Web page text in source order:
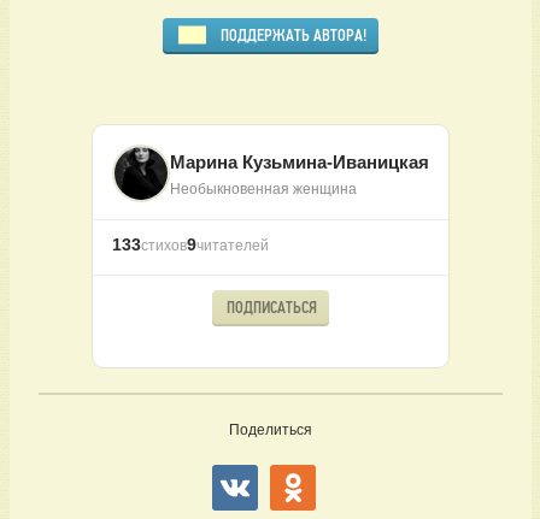
ПОДДЕРЖАТЬ АВТОРА!
Марина Кузьмина-Иваницкая
Необыкновенная женщина
133стихов9читателей
ПОДПИСАТЬСЯ
Поделиться